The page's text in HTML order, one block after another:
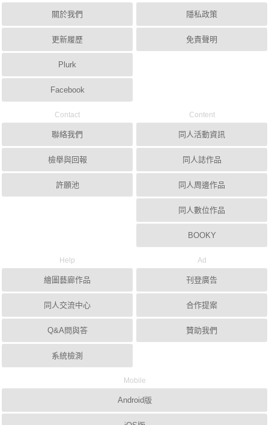
關於我們
更新履歷
Plurk
Facebook
隱私政策
免責聲明
Contact
聯絡我們
檢舉與回報
許願池
Content
同人活動資訊
同人誌作品
同人周邊作品
同人數位作品
BOOKY
Help
繪圖藝廊作品
同人交流中心
Q&A問與答
系統檢測
Ad
刊登廣告
合作提案
贊助我們
Mobile
Android版